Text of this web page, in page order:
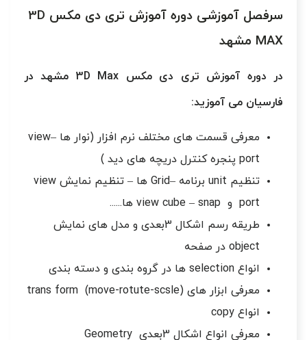
سرفصل آموزشی دوره آموزش تری دی مکس 3D
MAX مشهد
در دوره آموزش تری دی مکس 3D Max مشهد در
فارسیان می آموزید:
معرفی قسمت های مختلف نرم افزار (نوار ها –view
port پنجره کنترل دریچه های دید )
تنظیم unit برنامه –Grid ها – تنظیم نمایش view
port و view cube – snap ها......
طریقه رسم اشکال 3بعدی و مدل های نمایش
object در صفحه
انواع selection ها در گروه بندی و دسته بندی
معرفی ابزار های trans form (move-rotute-scsle)
انواع copy
معرفی انواع اشکال 3بعدی Geometry